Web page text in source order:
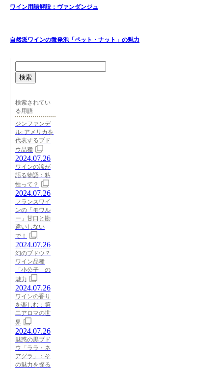
ワイン用語解説：ヴァンダンジュ
自然派ワインの微発泡「ペット・ナット」の魅力
検索
検索されてい
る用語
ジンファンデ
ル: アメリカを
代表するブド
ウ品種
2024.07.26
ワインの涙が
語る物語：粘
性って？
2024.07.26
フランスワイ
ンの「モワル
ー」甘口と勘
違いしない
で！
2024.07.26
幻のブドウ？
ワイン品種
「小公子」の
魅力
2024.07.26
ワインの香り
を楽しむ：第
二アロマの世
界
2024.07.26
魅惑の黒ブド
ウ「ララ・ネ
アグラ」：そ
の魅力を探る